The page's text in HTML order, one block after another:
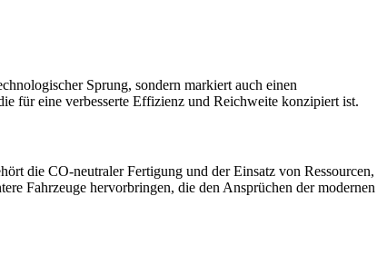
Sprung, sondern markiert auch einen
für eine verbesserte Effizienz und Reichweite konzipiert ist.
die CO-neutraler Fertigung und der Einsatz von Ressourcen,
Fahrzeuge hervorbringen, die den Ansprüchen der modernen